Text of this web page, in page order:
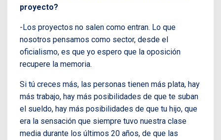
proyecto?
-Los proyectos no salen como entran. Lo que
nosotros pensamos como sector, desde el
oficialismo, es que yo espero que la oposición
recupere la memoria.
Si tú creces más, las personas tienen más plata, hay
más trabajo, hay más posibilidades de que te suban
el sueldo, hay más posibilidades de que tu hijo, que
era la sensación que siempre tuvo nuestra clase
media durante los últimos 20 años, de que las